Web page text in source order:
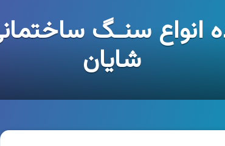
انواع سنـگ
شایان